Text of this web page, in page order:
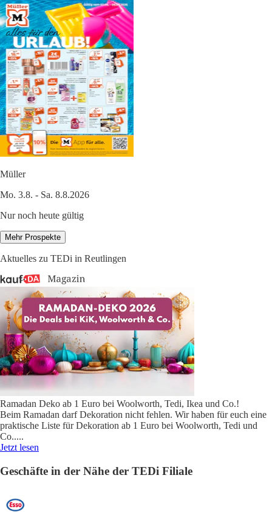
Müller
Mo. 3.8. - Sa. 8.8.2026
Nur noch heute gültig
Mehr Prospekte
Aktuelles zu TEDi in Reutlingen
Ramadan Deko ab 1 Euro bei Woolworth, Tedi, Ikea und Co.!
Beim Ramadan darf Dekoration nicht fehlen. Wir haben für euch eine
praktische Liste für Dekoration ab 1 Euro bei Woolworth, Tedi und
Co.....
Jetzt lesen
Geschäfte in der Nähe der TEDi Filiale